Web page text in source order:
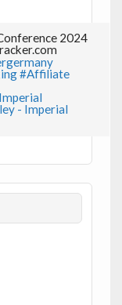
2024
#Affiliate
- Imperial